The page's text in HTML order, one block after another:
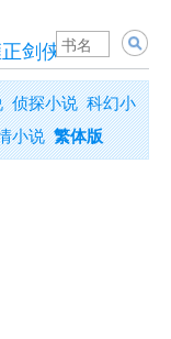
剑侠图
侦探小说 科幻小
小说 繁体版